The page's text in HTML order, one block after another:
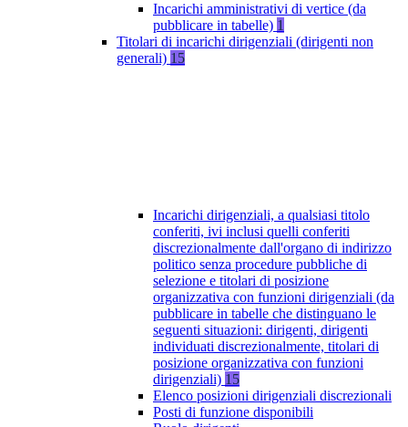
Incarichi amministrativi di vertice (da
pubblicare in tabelle) 1
Titolari di incarichi dirigenziali (dirigenti non
generali) 15
Incarichi dirigenziali, a qualsiasi titolo
conferiti, ivi inclusi quelli conferiti
discrezionalmente dall'organo di indirizzo
politico senza procedure pubbliche di
selezione e titolari di posizione
organizzativa con funzioni dirigenziali (da
pubblicare in tabelle che distinguano le
seguenti situazioni: dirigenti, dirigenti
individuati discrezionalmente, titolari di
posizione organizzativa con funzioni
dirigenziali) 15
Elenco posizioni dirigenziali discrezionali
Posti di funzione disponibili